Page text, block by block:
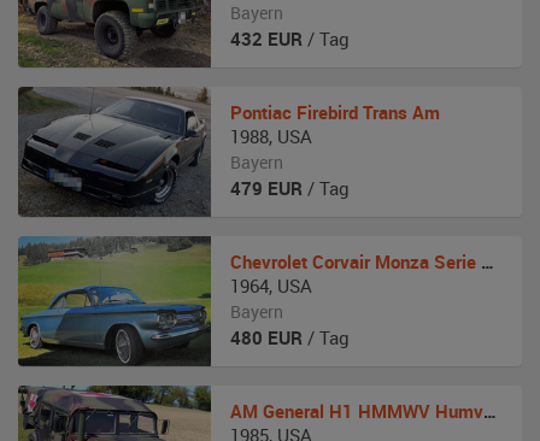
Bayern
432 EUR / Tag
Pontiac Firebird Trans Am
1988, USA
Bayern
479 EUR / Tag
Chevrolet Corvair Monza Serie 900 Coupe
1964, USA
Bayern
480 EUR / Tag
AM General H1 HMMWV Humvee M1035 A0
1985, USA